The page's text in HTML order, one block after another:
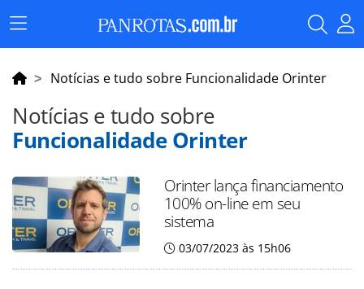
Menu
Principal
Notícias e tudo sobre Funcionalidade Orinter
Notícias e tudo sobre
Funcionalidade Orinter
Orinter lança financiamento
100% on-line em seu
sistema
03/07/2023 às 15h06